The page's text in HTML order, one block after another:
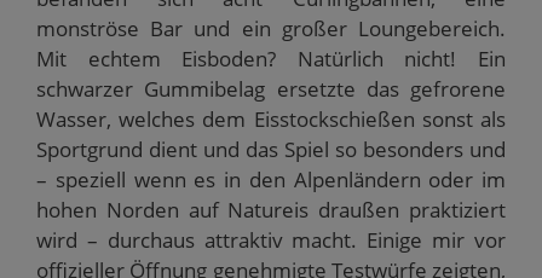
monströse Bar und ein großer Loungebereich.
Mit echtem Eisboden? Natürlich nicht! Ein
schwarzer Gummibelag ersetzte das gefrorene
Wasser, welches dem Eisstockschießen sonst als
Sportgrund dient und das Spiel so besonders und
– speziell wenn es in den Alpenländern oder im
hohen Norden auf Natureis draußen praktiziert
wird – durchaus attraktiv macht. Einige mir vor
offizieller Öffnung genehmigte Testwürfe zeigten,